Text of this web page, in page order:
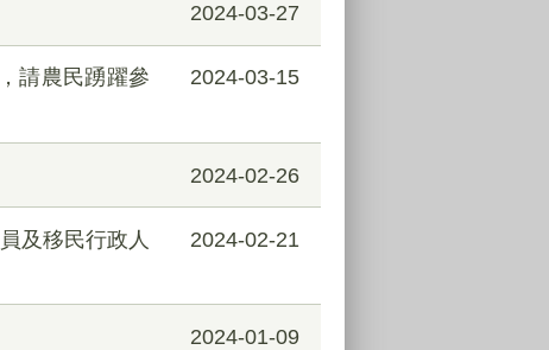
2024-03-27
請農民踴躍參
2024-03-15
2024-02-26
及移民行政人
2024-02-21
2024-01-09